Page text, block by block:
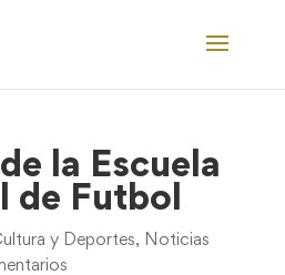
la Escuela
de Futbol
y Deportes,
Noticias